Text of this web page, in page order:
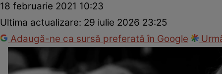
18 februarie 2021 10:23
Ultima actualizare: 29 iulie 2026 23:25
Adaugă-ne ca sursă preferată în Google